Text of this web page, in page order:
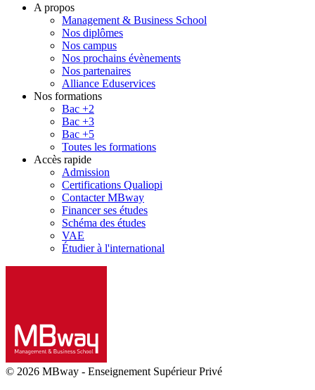
A propos
Management & Business School
Nos diplômes
Nos campus
Nos prochains évènements
Nos partenaires
Alliance Eduservices
Nos formations
Bac +2
Bac +3
Bac +5
Toutes les formations
Accès rapide
Admission
Certifications Qualiopi
Contacter MBway
Financer ses études
Schéma des études
VAE
Étudier à l'international
© 2026 MBway - Enseignement Supérieur Privé